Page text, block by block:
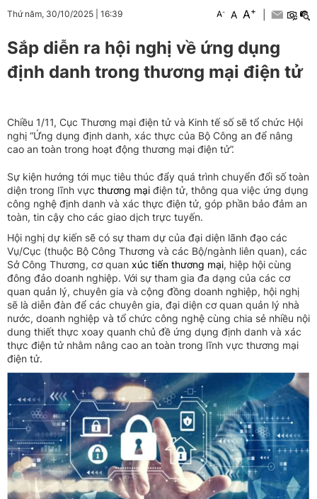
Thứ năm, 30/10/2025 16:39 A- A A+
Sắp diễn ra hội nghị về ứng dụng
định danh trong thương mại điện tử
Chiều 1/11, Cục Thương mại điện tử và Kinh tế số sẽ tổ chức Hội
nghị “Ứng dụng định danh, xác thực của Bộ Công an để nâng
cao an toàn trong hoạt động thương mại điện tử”.
Sự kiện hướng tới mục tiêu thúc đẩy quá trình chuyển đổi số toàn
diện trong lĩnh vực thương mại điện tử, thông qua việc ứng dụng
công nghệ định danh và xác thực điện tử, góp phần bảo đảm an
toàn, tin cậy cho các giao dịch trực tuyến.
Hội nghị dự kiến sẽ có sự tham dự của đại diện lãnh đạo các
Vụ/Cục (thuộc Bộ Công Thương và các Bộ/ngành liên quan), các
Sở Công Thương, cơ quan xúc tiến thương mại, hiệp hội cùng
đông đảo doanh nghiệp. Với sự tham gia đa dạng của các cơ
quan quản lý, chuyên gia và cộng đồng doanh nghiệp, hội nghị
sẽ là diễn đàn để các chuyên gia, đại diện cơ quan quản lý nhà
nước, doanh nghiệp và tổ chức công nghệ cùng chia sẻ nhiều nội
dung thiết thực xoay quanh chủ đề ứng dụng định danh và xác
thực điện tử nhằm nâng cao an toàn trong lĩnh vực thương mại
điện tử.